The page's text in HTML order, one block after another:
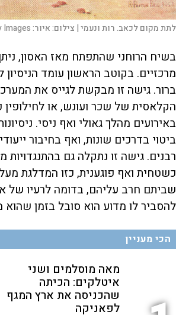
לתת מקום לכאב. רות ונעמי | צילום:איור: Getty Images
בשיח הרוחני שהתפתח מאז האסון,
מרכזיים. בקוטב הראשון עומד
ברור. גישה זו מבקשת לגייס את
הקלאסית של שכר ועונש, או לחילופין
באירועים מהלך גאולי ואף ניסי.
ביטוי בדרכים שונות, ואף בחיבור
רבנים. גישה זו נתקלה גם בהתנגדויות
כשטחית ואף פוגענית, כזו המדלגת
שביתם חרב עליהם, בדומה לרעיו של
להסביר לו מדוע הוא סובל בזמן
הכי מעניין
מאה מוסלמים ושני
איטלקים: הכיתה
שהכניסה את ארץ המגף
לפאניקה